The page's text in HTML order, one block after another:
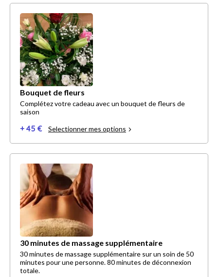
Bouquet de fleurs
Complétez votre cadeau avec un bouquet de fleurs de
saison
+ 45 € Selectionner mes options
30 minutes de massage supplémentaire
30 minutes de massage supplémentaire sur un soin de 50
minutes pour une personne. 80 minutes de déconnexion
totale.